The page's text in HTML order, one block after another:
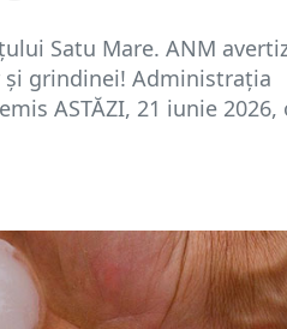
Satu Mare. ANM
grindinei! Administrația
ASTĂZI, 21 iunie 2026,